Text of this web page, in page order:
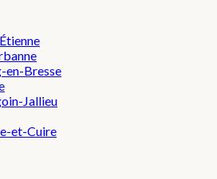
en-Bresse
Jallieu
et-Cuire